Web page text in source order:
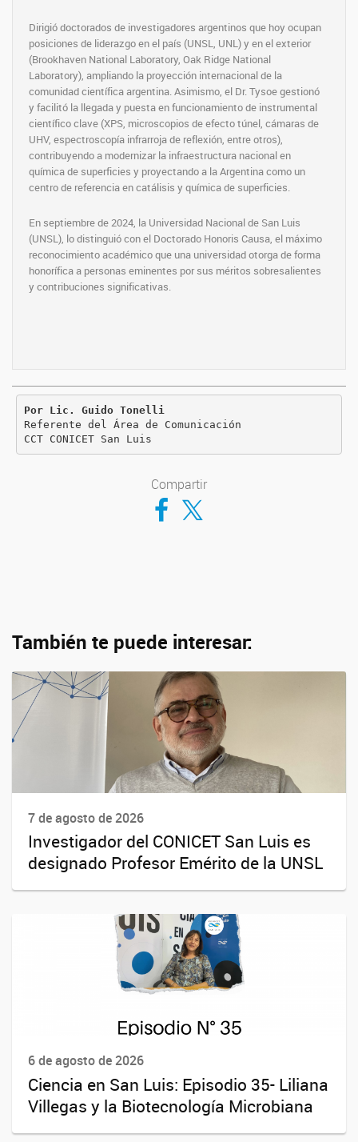
Dirigió doctorados de investigadores argentinos que hoy ocupan
posiciones de liderazgo en el país (UNSL, UNL) y en el exterior
(Brookhaven National Laboratory, Oak Ridge National
Laboratory), ampliando la proyección internacional de la
comunidad científica argentina. Asimismo, el Dr. Tysoe gestionó
y facilitó la llegada y puesta en funcionamiento de instrumental
científico clave (XPS, microscopios de efecto túnel, cámaras de
UHV, espectroscopía infrarroja de reflexión, entre otros),
contribuyendo a modernizar la infraestructura nacional en
química de superficies y proyectando a la Argentina como un
centro de referencia en catálisis y química de superficies.
En septiembre de 2024, la Universidad Nacional de San Luis
(UNSL), lo distinguió con el Doctorado Honoris Causa, el máximo
reconocimiento académico que una universidad otorga de forma
honorífica a personas eminentes por sus méritos sobresalientes
y contribuciones significativas.
Por Lic. Guido Tonelli
Referente del Área de Comunicación
CCT CONICET San Luis
Compartir
Compartir en Facebook
Compartir en Twitter
También te puede interesar:
7 de agosto de 2026
Investigador del CONICET San Luis es
designado Profesor Emérito de la UNSL
6 de agosto de 2026
Ciencia en San Luis: Episodio 35- Liliana
Villegas y la Biotecnología Microbiana